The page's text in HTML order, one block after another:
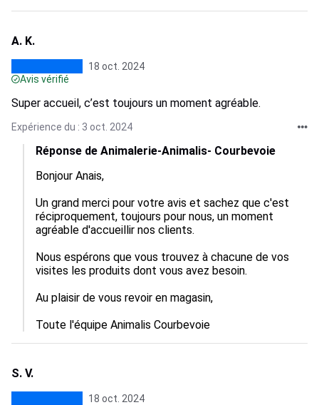
A. K.
18 oct. 2024
Avis vérifié
Super accueil, c’est toujours un moment agréable.
Expérience du : 3 oct. 2024
Réponse de Animalerie-Animalis- Courbevoie
Bonjour Anais,
Un grand merci pour votre avis et sachez que c'est
réciproquement, toujours pour nous, un moment
agréable d'accueillir nos clients.
Nous espérons que vous trouvez à chacune de vos
visites les produits dont vous avez besoin.
Au plaisir de vous revoir en magasin,
Toute l'équipe Animalis Courbevoie
S. V.
18 oct. 2024